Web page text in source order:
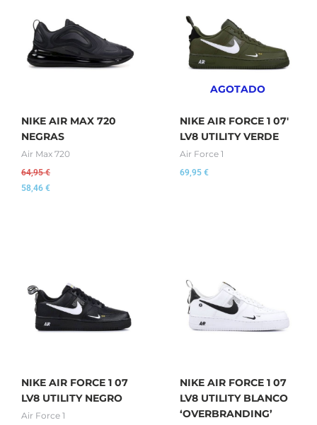
NIKE AIR MAX 720
NEGRAS
Air Max 720
64,95€
58,46 €
AGOTADO
NIKE AIR FORCE 1 07′
LV8 UTILITY VERDE
Air Force 1
69,95 €
NIKE AIR FORCE 1 07
LV8 UTILITY NEGRO
Air Force 1
NIKE AIR FORCE 1 07
LV8 UTILITY BLANCO
‘OVERBRANDING’